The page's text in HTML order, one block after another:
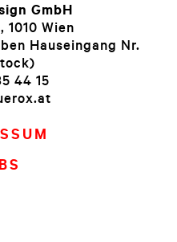
GmbH
1010 Wien
Hauseingang Nr.
44 15